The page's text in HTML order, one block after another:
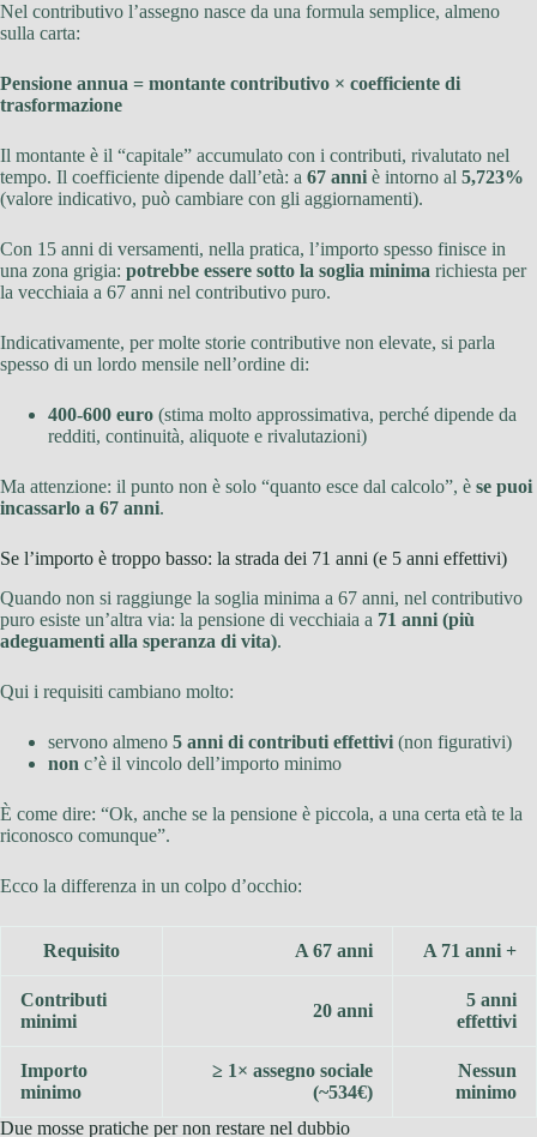
Nel contributivo l’assegno nasce da una formula semplice, almeno
sulla carta:
Pensione annua = montante contributivo × coefficiente di
trasformazione
Il montante è il “capitale” accumulato con i contributi, rivalutato nel
tempo. Il coefficiente dipende dall’età: a 67 anni è intorno al 5,723%
(valore indicativo, può cambiare con gli aggiornamenti).
Con 15 anni di versamenti, nella pratica, l’importo spesso finisce in
una zona grigia: potrebbe essere sotto la soglia minima richiesta per
la vecchiaia a 67 anni nel contributivo puro.
Indicativamente, per molte storie contributive non elevate, si parla
spesso di un lordo mensile nell’ordine di:
400-600 euro (stima molto approssimativa, perché dipende da
redditi, continuità, aliquote e rivalutazioni)
Ma attenzione: il punto non è solo “quanto esce dal calcolo”, è se puoi
incassarlo a 67 anni.
Se l’importo è troppo basso: la strada dei 71 anni (e 5 anni effettivi)
Quando non si raggiunge la soglia minima a 67 anni, nel contributivo
puro esiste un’altra via: la pensione di vecchiaia a 71 anni (più
adeguamenti alla speranza di vita).
Qui i requisiti cambiano molto:
servono almeno 5 anni di contributi effettivi (non figurativi)
non c’è il vincolo dell’importo minimo
È come dire: “Ok, anche se la pensione è piccola, a una certa età te la
riconosco comunque”.
Ecco la differenza in un colpo d’occhio:
Requisito A 67 anni A 71 anni +
Contributi
minimi
20 anni
5 anni
effettivi
Importo
minimo
≥ 1× assegno sociale
(~534€)
Nessun
minimo
Due mosse pratiche per non restare nel dubbio